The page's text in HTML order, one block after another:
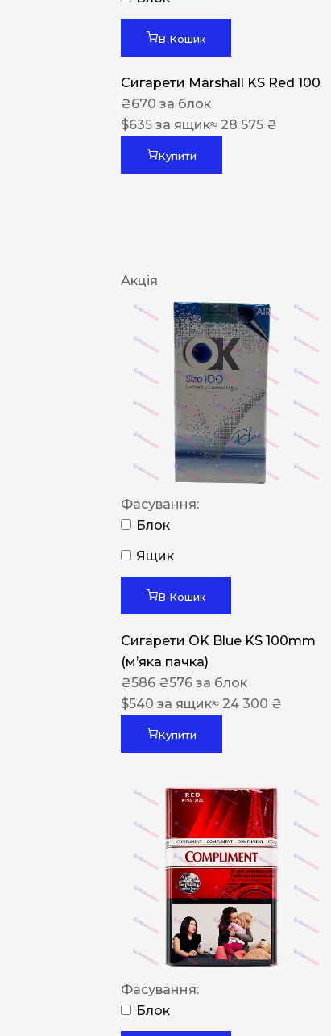
В Кошик
Сигарети Marshall KS Red 100
₴670 за блок
$635 за ящик≈ 28 575 ₴
Купити
Акція
Фасування:
Блок
Ящик
В Кошик
Сигарети OK Blue KS 100mm
(м’яка пачка)
₴586 ₴576 за блок
$540 за ящик≈ 24 300 ₴
Купити
Фасування:
Блок